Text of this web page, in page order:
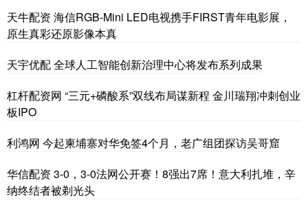
天牛配资 海信RGB-Mini LED电视携手FIRST青年电影展，
原生真彩还原影像本真
天宇优配 全球人工智能创新治理中心将发布系列成果
杠杆配资网 “三元+磷酸系”双线布局谋新程 金川瑞翔冲刺创业
板IPO
利鸿网 今起柬埔寨对华免签4个月，老广组团探访吴哥窟
华信配资 3-0，3-0法网公开赛！8强出7席！意大利扎堆，辛
纳终结者被剃光头